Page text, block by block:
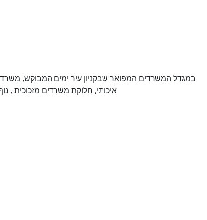
במגדל המשרדים המפואר שבקניון עיר ימים המבוקש, משרד
איכותי, חלוקת משרדים מזכוכית ,